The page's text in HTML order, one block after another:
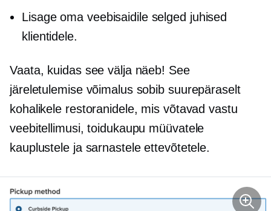
Lisage oma veebisaidile selged juhised
klientidele.
Vaata, kuidas see välja näeb! See
järeletulemise võimalus sobib suurepäraselt
kohalikele restoranidele, mis võtavad vastu
veebitellimusi, toidukaupu müüvatele
kauplustele ja sarnastele ettevõtetele.